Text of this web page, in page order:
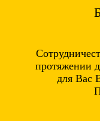
протяжении
для